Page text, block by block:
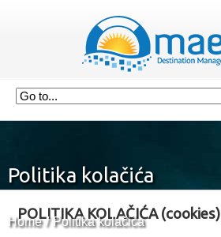
Politika kolačića
Home Politika kolačića
POLITIKA KOLAČIĆA (cookies)